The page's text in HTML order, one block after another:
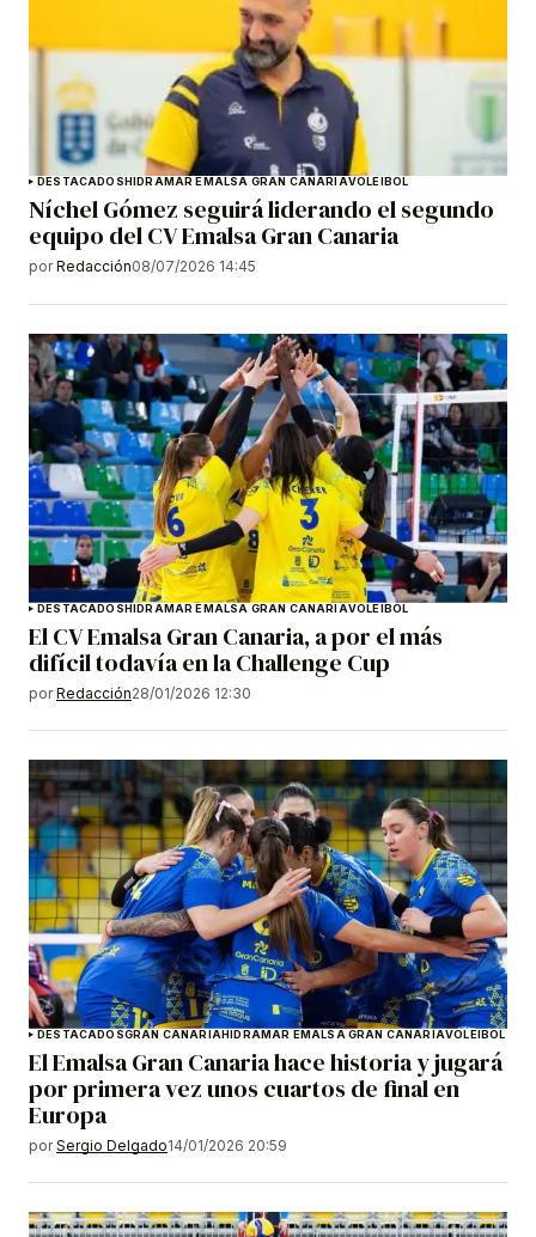
DESTACADOS HIDRAMAR EMALSA GRAN CANARIAVOLEIBOL
Níchel Gómez seguirá liderando el segundo
equipo del CV Emalsa Gran Canaria
por Redacción08/07/2026 14:45
DESTACADOSHIDRAMAR EMALSA GRAN CANARIAVOLEIBOL
El CV Emalsa Gran Canaria, a por el más
difícil todavía en la Challenge Cup
por Redacción28/01/2026 12:30
DESTACADOSGRAN CANARIAHIDRAMAR EMALSA GRAN CANARIAVOLEIBOL
El Emalsa Gran Canaria hace historia y jugará
por primera vez unos cuartos de final en
Europa
por Sergio Delgado14/01/2026 20:59